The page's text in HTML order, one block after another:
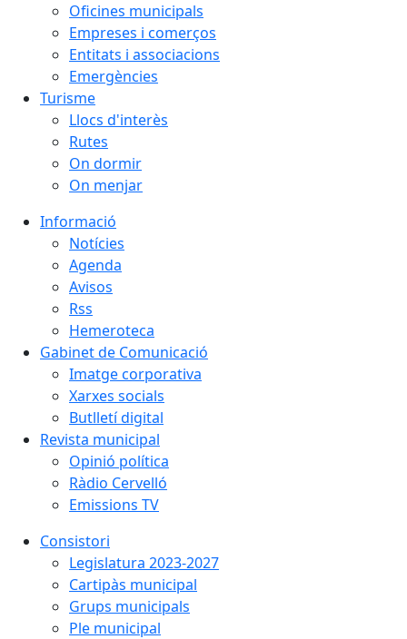
Oficines municipals
Empreses i comerços
Entitats i associacions
Emergències
Turisme
Llocs d'interès
Rutes
On dormir
On menjar
Informació
Notícies
Agenda
Avisos
Rss
Hemeroteca
Gabinet de Comunicació
Imatge corporativa
Xarxes socials
Butlletí digital
Revista municipal
Opinió política
Ràdio Cervelló
Emissions TV
Consistori
Legislatura 2023-2027
Cartipàs municipal
Grups municipals
Ple municipal